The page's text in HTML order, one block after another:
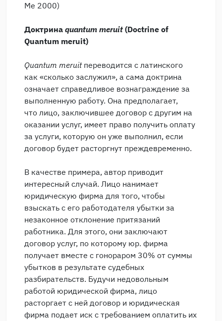
Me 2000)
Доктрина quantum meruit (Doctrine of
Quantum meruit)
Quantum meruitпереводится с латинского
как «сколько заслужил», а сама доктрина
означает справедливое вознаграждение за
выполненную работу. Она предполагает,
что лицо, заключившее договор с другим на
оказании услуг, имеет право получить оплату
за услуги, которую он уже выполнил, если
договор будет расторгнут преждевременно.
В качестве примера, автор приводит
интересный случай. Лицо нанимает
юридическую фирма для того, чтобы
взыскать с его работодателя убытки за
незаконное отклонение притязаний
работника. Для этого, они заключают
договор услуг, по которому юр. фирма
получает вместе с гонораром 30% от суммы
убытков в результате судебных
разбирательств. Будучи недовольным
работой юридической фирма, лицо
расторгает с ней договор и юридическая
фирма подает иск с требованием оплатить их